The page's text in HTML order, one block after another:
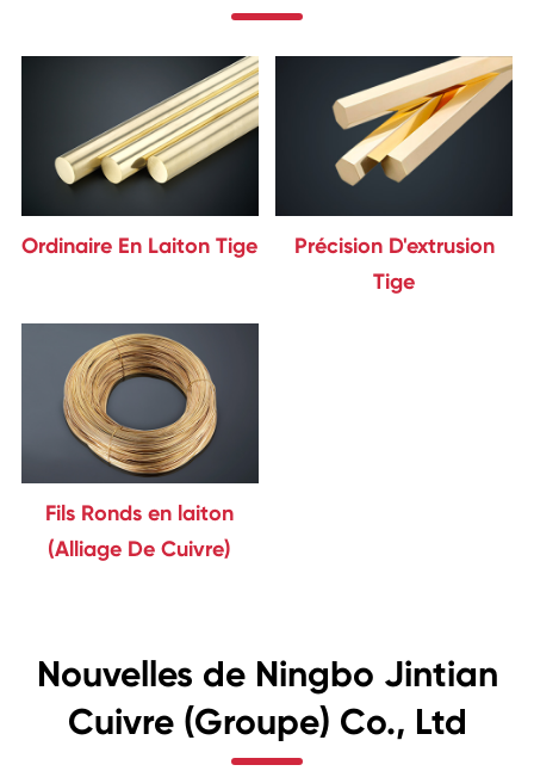
Ordinaire En Laiton Tige
Précision D'extrusion
Tige
Fils Ronds en laiton
(Alliage De Cuivre)
Nouvelles de Ningbo Jintian
Cuivre (Groupe) Co., Ltd